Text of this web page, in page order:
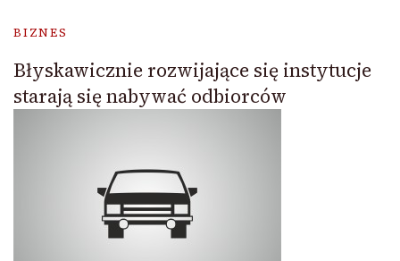
BIZNES
Błyskawicznie rozwijające się instytucje
starają się nabywać odbiorców